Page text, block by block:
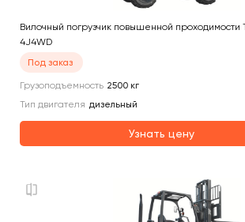
Вилочный погрузчик повышенной проходимости
4J4WD
Под заказ
Грузоподъемность 2500 кг
Тип двигателя дизельный
Узнать цену